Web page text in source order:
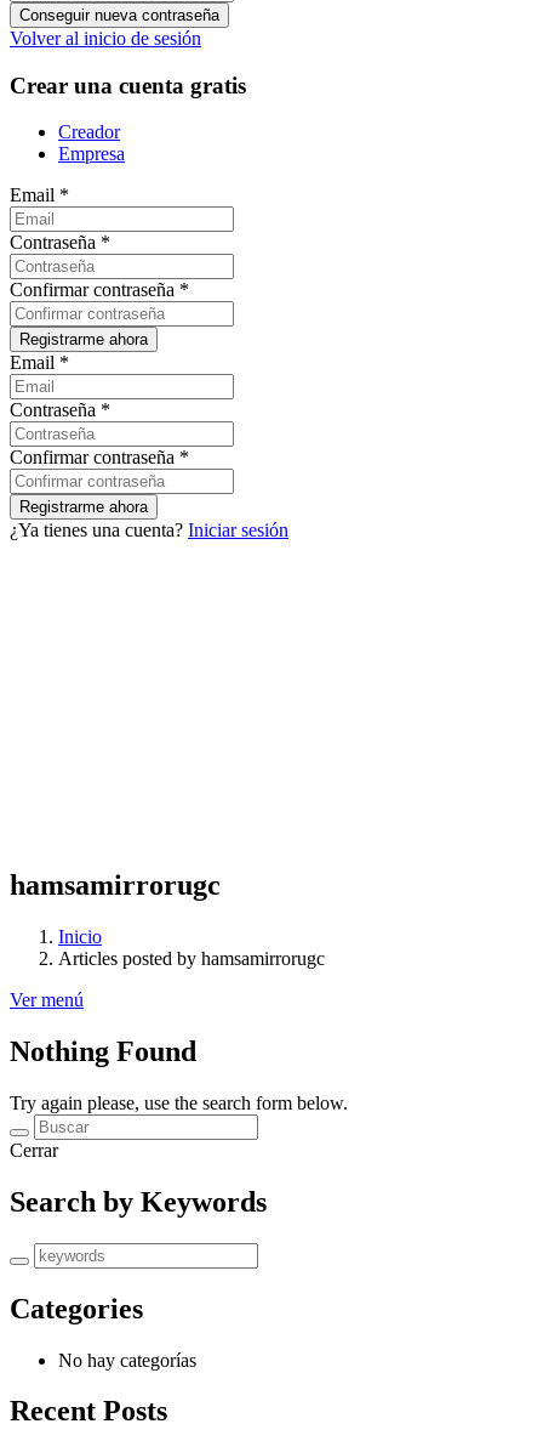
Volver al inicio de sesión
Crear una cuenta gratis
Creador
Empresa
Email *
Contraseña *
Confirmar contraseña *
Email *
Contraseña *
Confirmar contraseña *
¿Ya tienes una cuenta? Iniciar sesión
hamsamirrorugc
Inicio
Articles posted by hamsamirrorugc
Ver menú
Nothing Found
Try again please, use the search form below.
Cerrar
Search by Keywords
Categories
No hay categorías
Recent Posts